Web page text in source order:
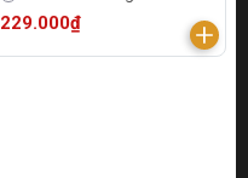
229.000₫